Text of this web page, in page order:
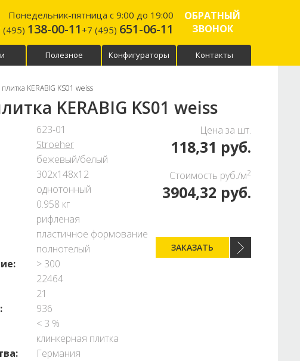
Понедельник-пятница с 9:00 до 19:00
(495) 138-00-11+7 (495) 651-06-11
ОБРАТНЫЙ
ЗВОНОК
Полезное Конфигураторы Контакты
KERABIG KS01 weiss
KERABIG KS01 weiss
623-01
Stroeher
бежевый/белый
302x148x12
однотонный
0.958 кг
рифленая
пластичное формование
полнотелый
> 300
22464
21
936
< 3 %
клинкерная плитка
Германия
Цена за шт.
118,31 руб.
Стоимость руб./м2
3904,32 руб.
ЗАКАЗАТЬ